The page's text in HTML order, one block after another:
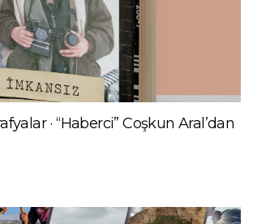
· “Haberci” Coşkun Aral’dan